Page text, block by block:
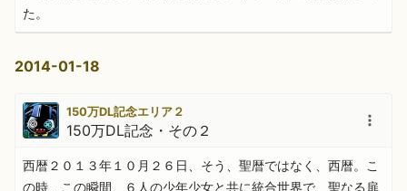
た。
2014-01-18
150万DL記念エリア２
150万DL記念・その２
西暦２０１３年１０月２６日、そう、聖暦ではなく、西暦。こ
の時、この瞬間、６人の少年少女と共に統合世界で、聖なる扉